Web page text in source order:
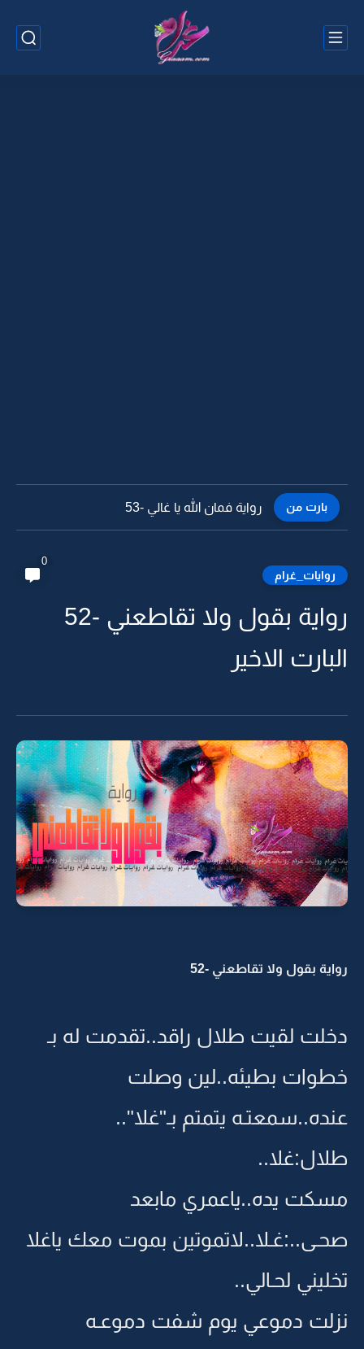
بارت من رواية فمان الله يا غالي -52
روايات_غرام
0
رواية بقول ولا تقاطعني -52
البارت الاخير
رواية بقول ولا تقاطعني -52
دخلت لقيت طلال راقد..تقدمت له بـ
خطوات بطيئه..لين وصلت
عنده..سمعتـه يتمتم بـ"غلا"..
طلال:غلا..
مسكت يده..ياعمري مابعد
صحـى..:غـلا..لاتموتين بموت معك ياغلا
تخليني لحـالي..
نزلت دموعي يوم شفت دموعـه